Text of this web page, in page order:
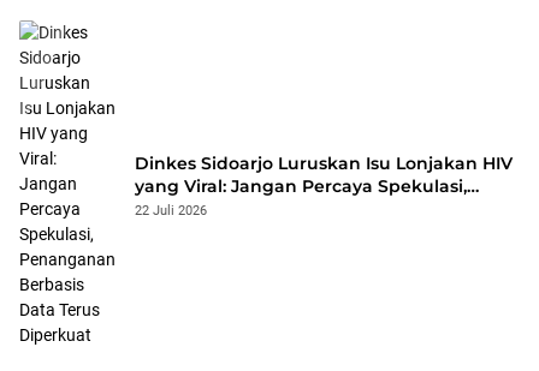
Dinkes Sidoarjo Luruskan Isu Lonjakan HIV
yang Viral: Jangan Percaya Spekulasi,
Penanganan Berbasis Data Terus
22 Juli 2026